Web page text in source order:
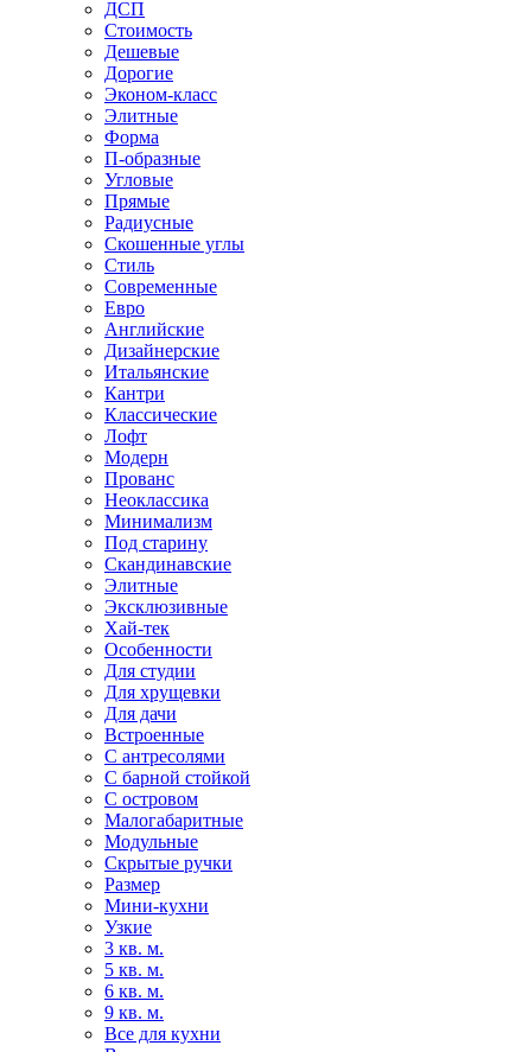
ДСП
Стоимость
Дешевые
Дорогие
Эконом-класс
Элитные
Форма
П-образные
Угловые
Прямые
Радиусные
Скошенные углы
Стиль
Современные
Евро
Английские
Дизайнерские
Итальянские
Кантри
Классические
Лофт
Модерн
Прованс
Неоклассика
Минимализм
Под старину
Скандинавские
Элитные
Эксклюзивные
Хай-тек
Особенности
Для студии
Для хрущевки
Для дачи
Встроенные
С антресолями
С барной стойкой
С островом
Малогабаритные
Модульные
Скрытые ручки
Размер
Мини-кухни
Узкие
3 кв. м.
5 кв. м.
6 кв. м.
9 кв. м.
Все для кухни